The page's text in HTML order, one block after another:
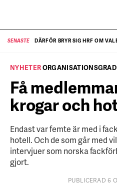
SENASTE DÄRFÖR BRYR SIG HRF OM
NYHETERORGANISATIONSGRAD
Få
krogar och
Endast var femte är med i
hotell. Och de som går med
intervjuer som norska
gjort.
PUBLICERAD 6